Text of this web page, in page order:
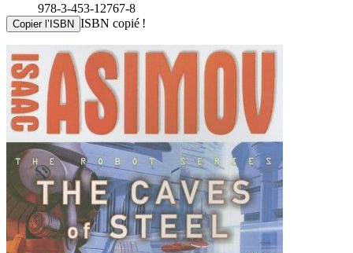
978-3-453-12767-8
Copier l’ISBN ISBN copié !